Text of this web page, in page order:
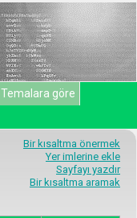
Temalara göre
Bir kısaltma önermek
Yer imlerine ekle
Sayfayı yazdır
Bir kısaltma aramak